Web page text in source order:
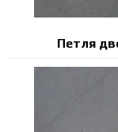
Петля